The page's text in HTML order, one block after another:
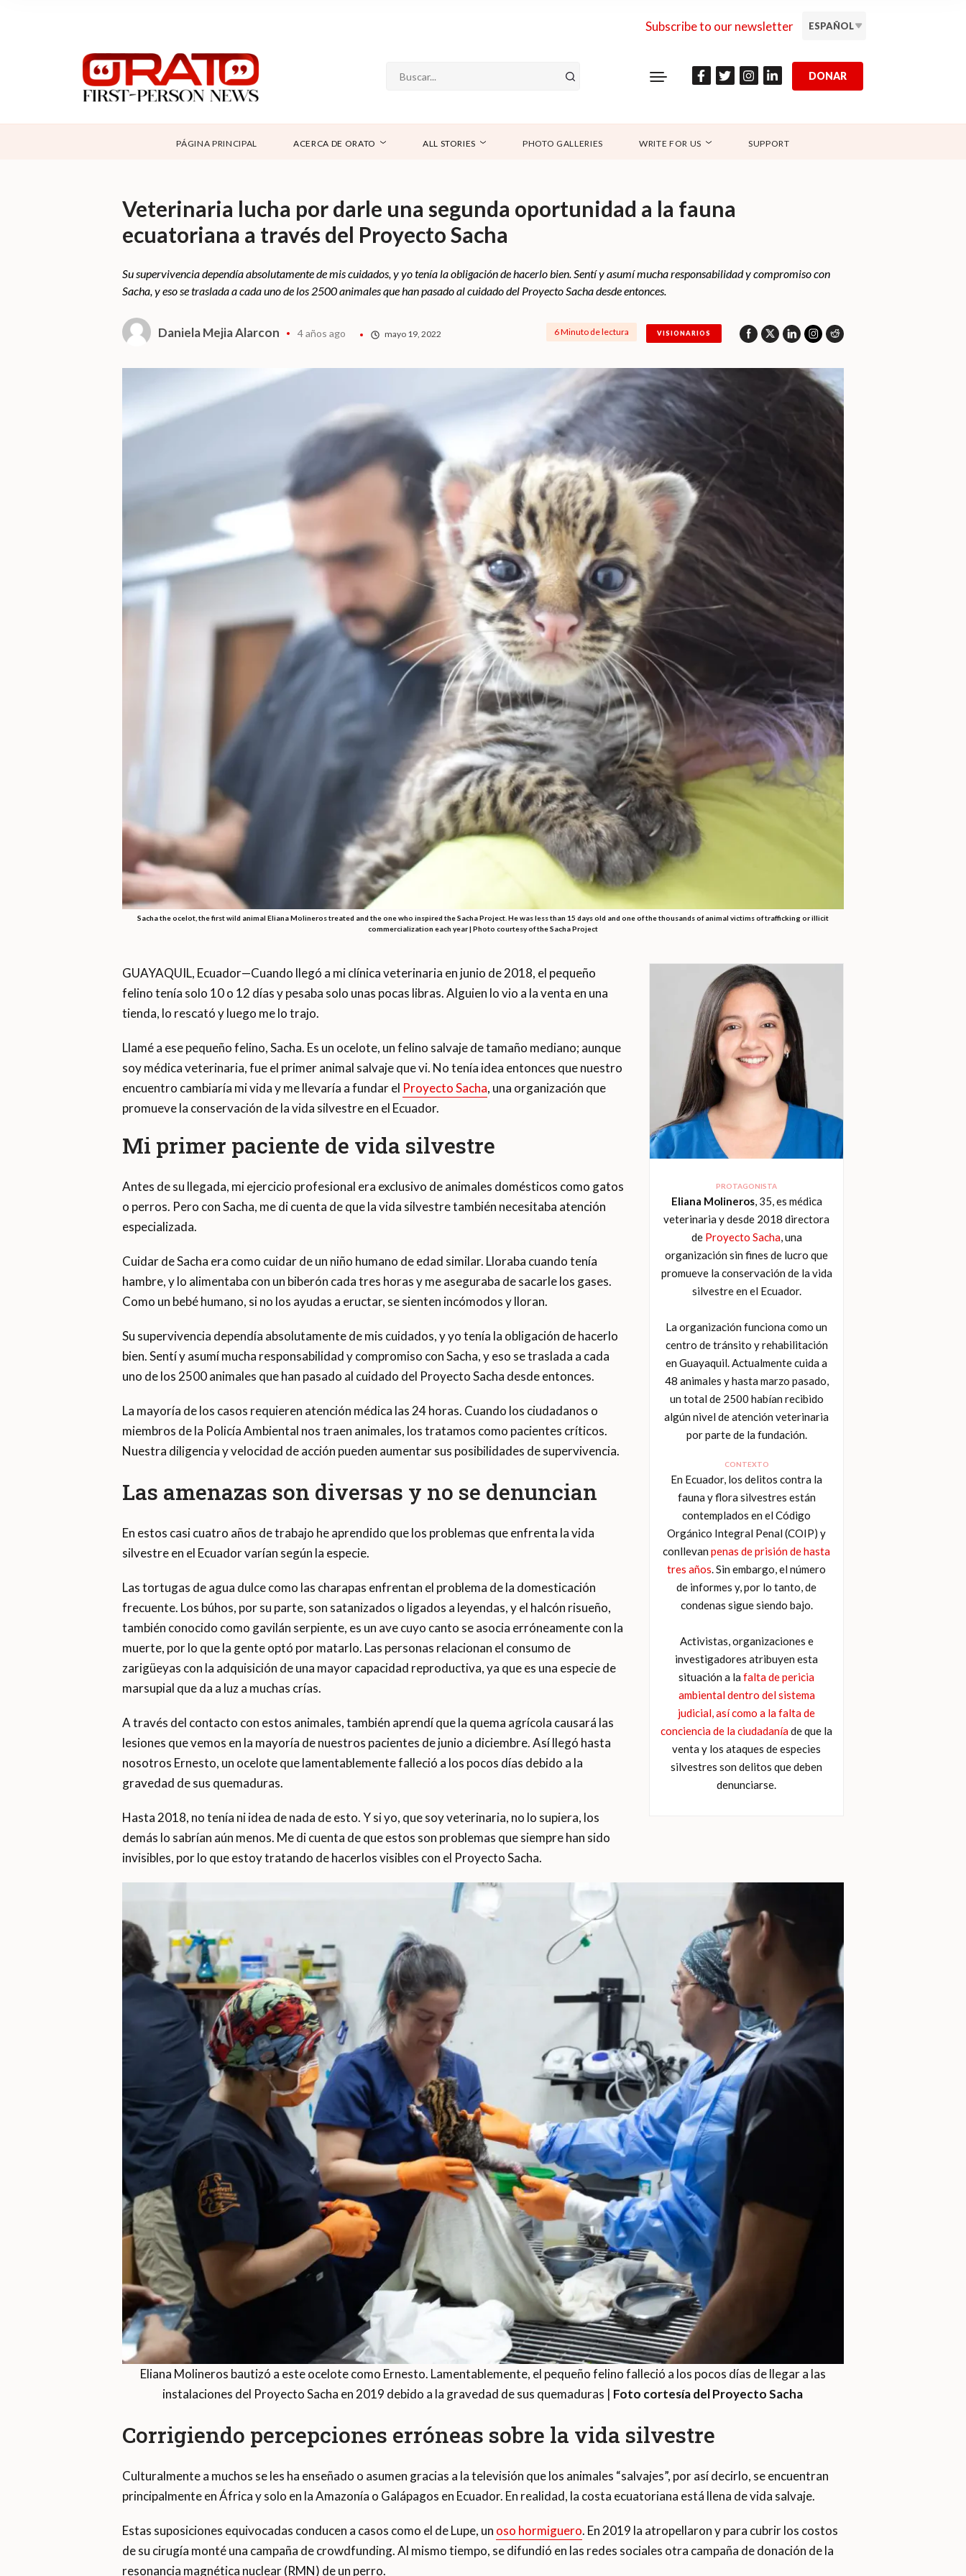
Subscribe to our newsletter ESPAÑOL
SUPPORT
CONTÁCTANOS
DONAR
PÁGINA PRINCIPAL ACERCA DE ORATO ALL STORIES PHOTO GALLERIES WRITE FOR US SUPPORT
Veterinaria lucha por darle una segunda oportunidad a la fauna
ecuatoriana a través del Proyecto Sacha
Su supervivencia dependía absolutamente de mis cuidados, y yo tenía la obligación de hacerlo bien. Sentí y asumí mucha responsabilidad y compromiso con
Sacha, y eso se traslada a cada uno de los 2500 animales que han pasado al cuidado del Proyecto Sacha desde entonces.
Daniela Mejia Alarcon 4 años ago mayo 19, 2022 6 Minuto de lectura VISIONARIOS
Sacha the ocelot, the first wild animal Eliana Molineros treated and the one who inspired the Sacha Project. He was less than 15 days old and one of the thousands of animal victims of trafficking or illicit
commercialization each year | Photo courtesy of the Sacha Project
PROTAGONISTA
Eliana Molineros, 35, es médica
veterinaria y desde 2018 directora
de Proyecto Sacha, una
organización sin fines de lucro que
promueve la conservación de la vida
silvestre en el Ecuador.
La organización funciona como un
centro de tránsito y rehabilitación
en Guayaquil. Actualmente cuida a
48 animales y hasta marzo pasado,
un total de 2500 habían recibido
algún nivel de atención veterinaria
por parte de la fundación.
CONTEXTO
En Ecuador, los delitos contra la
fauna y flora silvestres están
contemplados en el Código
Orgánico Integral Penal (COIP) y
conllevanpenas de prisión de hasta
tres años. Sin embargo, el número
de informes y, por lo tanto, de
condenas sigue siendo bajo.
Activistas, organizaciones e
investigadores atribuyen esta
situación a lafalta de pericia
ambiental dentro del sistema
judicial, así como a la falta de
conciencia de la ciudadaníade que la
venta y los ataques de especies
silvestres son delitos que deben
denunciarse.
GUAYAQUIL, Ecuador—Cuando llegó a mi clínica veterinaria en junio de 2018, el pequeño
felino tenía solo 10 o 12 días y pesaba solo unas pocas libras. Alguien lo vio a la venta en una
tienda, lo rescató y luego me lo trajo.
Llamé a ese pequeño felino, Sacha. Es un ocelote, un felino salvaje de tamaño mediano; aunque
soy médica veterinaria, fue el primer animal salvaje que vi. No tenía idea entonces que nuestro
encuentro cambiaría mi vida y me llevaría a fundar el Proyecto Sacha, una organización que
promueve la conservación de la vida silvestre en el Ecuador.
Mi primer paciente de vida silvestre
Antes de su llegada, mi ejercicio profesional era exclusivo de animales domésticos como gatos
o perros. Pero con Sacha, me di cuenta de que la vida silvestre también necesitaba atención
especializada.
Cuidar de Sacha era como cuidar de un niño humano de edad similar. Lloraba cuando tenía
hambre, y lo alimentaba con un biberón cada tres horas y me aseguraba de sacarle los gases.
Como un bebé humano, si no los ayudas a eructar, se sienten incómodos y lloran.
Su supervivencia dependía absolutamente de mis cuidados, y yo tenía la obligación de hacerlo
bien. Sentí y asumí mucha responsabilidad y compromiso con Sacha, y eso se traslada a cada
uno de los 2500 animales que han pasado al cuidado del Proyecto Sacha desde entonces.
La mayoría de los casos requieren atención médica las 24 horas. Cuando los ciudadanos o
miembros de la Policía Ambiental nos traen animales, los tratamos como pacientes críticos.
Nuestra diligencia y velocidad de acción pueden aumentar sus posibilidades de supervivencia.
Las amenazas son diversas y no se denuncian
En estos casi cuatro años de trabajo he aprendido que los problemas que enfrenta la vida
silvestre en el Ecuador varían según la especie.
Las tortugas de agua dulce como las charapas enfrentan el problema de la domesticación
frecuente. Los búhos, por su parte, son satanizados o ligados a leyendas, y el halcón risueño,
también conocido como gavilán serpiente, es un ave cuyo canto se asocia erróneamente con la
muerte, por lo que la gente optó por matarlo. Las personas relacionan el consumo de
zarigüeyas con la adquisición de una mayor capacidad reproductiva, ya que es una especie de
marsupial que da a luz a muchas crías.
A través del contacto con estos animales, también aprendí que la quema agrícola causará las
lesiones que vemos en la mayoría de nuestros pacientes de junio a diciembre. Así llegó hasta
nosotros Ernesto, un ocelote que lamentablemente falleció a los pocos días debido a la
gravedad de sus quemaduras.
Hasta 2018, no tenía ni idea de nada de esto. Y si yo, que soy veterinaria, no lo supiera, los
demás lo sabrían aún menos. Me di cuenta de que estos son problemas que siempre han sido
invisibles, por lo que estoy tratando de hacerlos visibles con el Proyecto Sacha.
Eliana Molineros bautizó a este ocelote como Ernesto. Lamentablemente, el pequeño felino falleció a los pocos días de llegar a las
instalaciones del Proyecto Sacha en 2019 debido a la gravedad de sus quemaduras | Foto cortesía del Proyecto Sacha
Corrigiendo percepciones erróneas sobre la vida silvestre
Culturalmente a muchos se les ha enseñado o asumen gracias a la televisión que los animales “salvajes”, por así decirlo, se encuentran
principalmente en África y solo en la Amazonía o Galápagos en Ecuador. En realidad, la costa ecuatoriana está llena de vida salvaje.
Estas suposiciones equivocadas conducen a casos como el de Lupe, un oso hormiguero. En 2019 la atropellaron y para cubrir los costos
de su cirugía monté una campaña de crowdfunding. Al mismo tiempo, se difundió en las redes sociales otra campaña de donación de la
resonancia magnética nuclear (RMN) de un perro.